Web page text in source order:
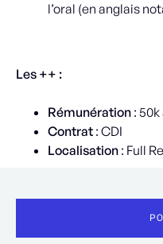
l’oral (en anglais
Les ++ :
Rémunération :
Contrat : CDI
Localisation : Full